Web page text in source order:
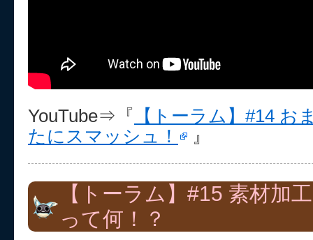
YouTube⇒『
【トーラム】#14 お
たにスマッシュ！
』
【トーラム】#15 素材加
って何！？